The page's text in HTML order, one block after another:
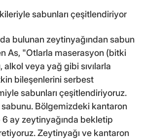
sabunları çeşitlendiriyor
bulunan zeytinyağından sabun
As, "Otlarla maserasyon (bitki
veya yağ gibi sıvılarla
bileşenlerini serbest
sabunları çeşitlendiriyoruz.
Bölgemizdeki kantaron
ay zeytinyağında bekletip
Zeytinyağı ve kantaron